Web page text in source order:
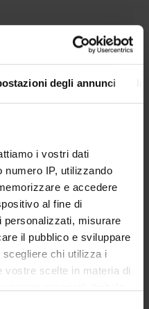
degli annunci
i vostri dati
numero IP, utilizzando
e accedere
al fine di
personalizzati, misurare
il pubblico e sviluppare
chi utilizza i
vostre scelte in materia di
to teaching Legal and